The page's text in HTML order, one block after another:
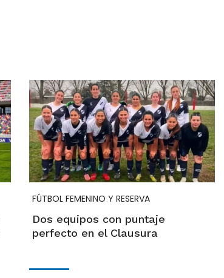
FÚTBOL FEMENINO Y RESERVA
Dos equipos con puntaje
perfecto en el Clausura